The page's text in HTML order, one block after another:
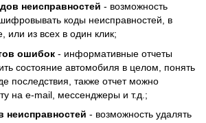
неисправностей - возможность
коды неисправностей, в
или из всех в один клик;
ошибок - информативные отчеты
состояние автомобиля в целом, понять
последствия, также отчет можно
на e-mail, мессенджеры и т.д.;
неисправностей - возможность удалять